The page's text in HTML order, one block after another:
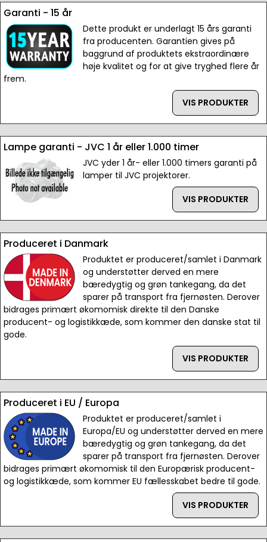
Garanti - 15 år
Dette produkt er underlagt 15 års garanti
fra producenten. Garantien gives på
baggrund af produktets ekstraordinære
høje kvalitet og for at give tryghed flere år
frem.
VIS PRODUKTER
Lampe garanti - JVC 1 år eller 1.000 timer
JVC yder 1 år- eller 1.000 timers garanti på
lamper til JVC projektorer.
VIS PRODUKTER
Produceret i Danmark
Produktet er produceret/samlet i Danmark
og understøtter derved en mere
bæredygtig og grøn tankegang, da det
sparer på transport fra fjernøsten. Derover
bidrages primært økomomisk direkte til den Danske
producent- og logistikkæde, som kommer den danske stat til
gode.
VIS PRODUKTER
Produceret i EU / Europa
Produktet er produceret/samlet i
Europa/EU og understøtter derved en mere
bæredygtig og grøn tankegang, da det
sparer på transport fra fjernøsten. Derover
bidrages primært økomomisk til den Europærisk producent-
og logistikkæde, som kommer EU fællesskabet bedre til gode.
VIS PRODUKTER